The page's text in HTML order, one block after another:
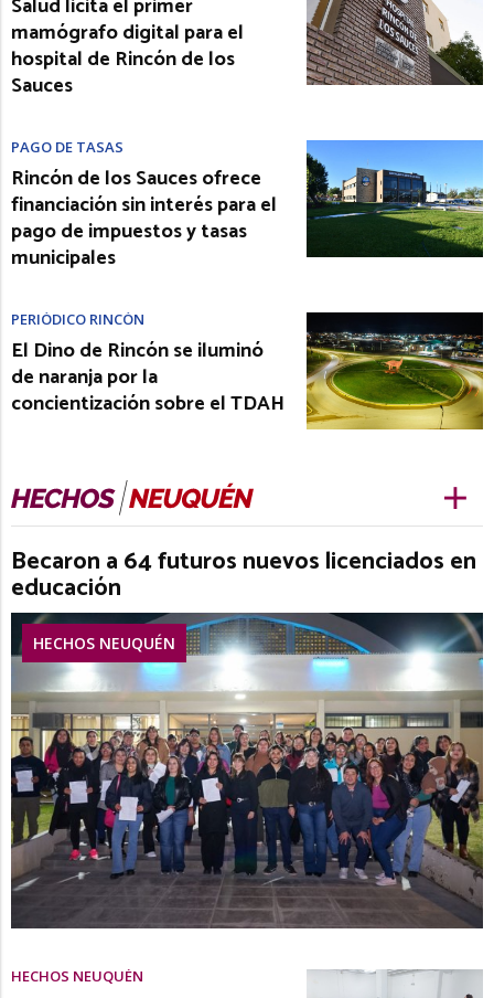
mamógrafo digital para el
hospital de Rincón de los
Sauces
PAGO DE TASAS
Rincón de los Sauces ofrece
financiación sin interés para el
pago de impuestos y tasas
municipales
PERIÓDICO RINCÓN
El Dino de Rincón se iluminó
de naranja por la
concientización sobre el TDAH
Becaron a 64 futuros nuevos licenciados en
educación
HECHOS NEUQUÉN
HECHOS NEUQUÉN